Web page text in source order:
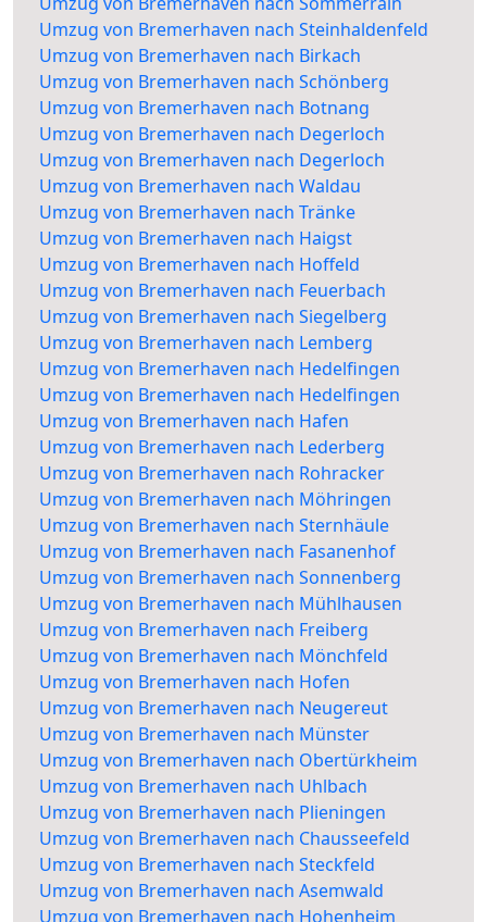
Umzug von Bremerhaven nach Steinhaldenfeld
Umzug von Bremerhaven nach Birkach
Umzug von Bremerhaven nach Schönberg
Umzug von Bremerhaven nach Botnang
Umzug von Bremerhaven nach Degerloch
Umzug von Bremerhaven nach Degerloch
Umzug von Bremerhaven nach Waldau
Umzug von Bremerhaven nach Tränke
Umzug von Bremerhaven nach Haigst
Umzug von Bremerhaven nach Hoffeld
Umzug von Bremerhaven nach Feuerbach
Umzug von Bremerhaven nach Siegelberg
Umzug von Bremerhaven nach Lemberg
Umzug von Bremerhaven nach Hedelfingen
Umzug von Bremerhaven nach Hedelfingen
Umzug von Bremerhaven nach Hafen
Umzug von Bremerhaven nach Lederberg
Umzug von Bremerhaven nach Rohracker
Umzug von Bremerhaven nach Möhringen
Umzug von Bremerhaven nach Sternhäule
Umzug von Bremerhaven nach Fasanenhof
Umzug von Bremerhaven nach Sonnenberg
Umzug von Bremerhaven nach Mühlhausen
Umzug von Bremerhaven nach Freiberg
Umzug von Bremerhaven nach Mönchfeld
Umzug von Bremerhaven nach Hofen
Umzug von Bremerhaven nach Neugereut
Umzug von Bremerhaven nach Münster
Umzug von Bremerhaven nach Obertürkheim
Umzug von Bremerhaven nach Uhlbach
Umzug von Bremerhaven nach Plieningen
Umzug von Bremerhaven nach Chausseefeld
Umzug von Bremerhaven nach Steckfeld
Umzug von Bremerhaven nach Asemwald
Umzug von Bremerhaven nach Hohenheim